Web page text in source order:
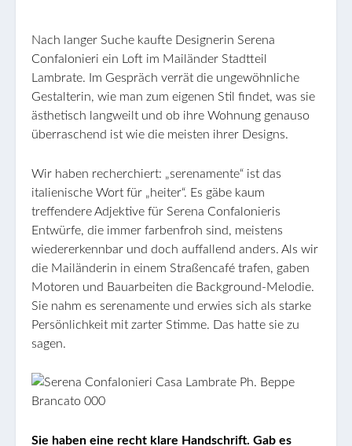
Nach langer Suche kaufte Designerin Serena
Confalonieri ein Loft im Mailänder Stadtteil
Lambrate. Im Gespräch verrät die ungewöhnliche
Gestalterin, wie man zum eigenen Stil findet, was sie
ästhetisch langweilt und ob ihre Wohnung genauso
überraschend ist wie die meisten ihrer Designs.
Wir haben recherchiert: „serenamente“ ist das
italienische Wort für „heiter“. Es gäbe kaum
treffendere Adjektive für Serena Confalonieris
Entwürfe, die immer farbenfroh sind, meistens
wiedererkennbar und doch auffallend anders. Als wir
die Mailänderin in einem Straßencafé trafen, gaben
Motoren und Bauarbeiten die Background-Melodie.
Sie nahm es serenamente und erwies sich als starke
Persönlichkeit mit zarter Stimme. Das hatte sie zu
sagen.
Sie haben eine recht klare Handschrift. Gab es